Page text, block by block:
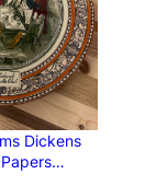
Dickens